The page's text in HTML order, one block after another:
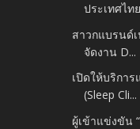
ประเทศไท
สาวกแบรนด์
จัดงาน D...
เปิดให้บริกา
(Sleep Cli...
ผู้เข้าแข่งขัน